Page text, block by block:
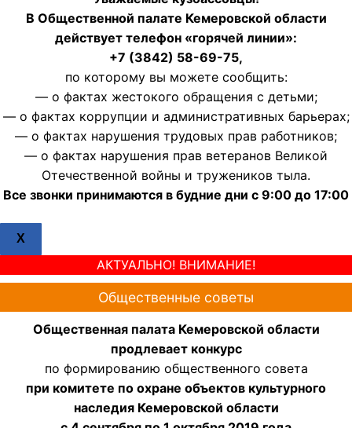
В Общественной палате Кемеровской области
действует телефон «горячей линии»:
+7 (3842) 58-69-75,
по которому вы можете сообщить:
— о фактах жестокого обращения с детьми;
— о фактах коррупции и административных барьерах;
— о фактах нарушения трудовых прав работников;
— о фактах нарушения прав ветеранов Великой
Отечественной войны и тружеников тыла.
Все звонки принимаются в будние дни с 9:00 до 17:00
X
АКТУАЛЬНО! ВНИМАНИЕ!
Общественные советы
Общественная палата Кемеровской области
продлевает конкурс
по формированию общественного совета
при комитете по охране объектов культурного
наследия Кемеровской области